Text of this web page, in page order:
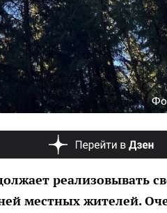
реализовывать
местных жителей.